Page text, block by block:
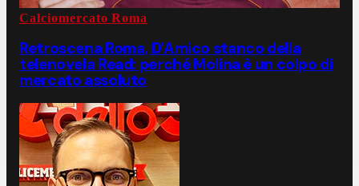
Calciomercato Roma
Retroscena Roma, D'Amico stanco della
telenovela Read: perché Molina è un colpo di
mercato assoluto